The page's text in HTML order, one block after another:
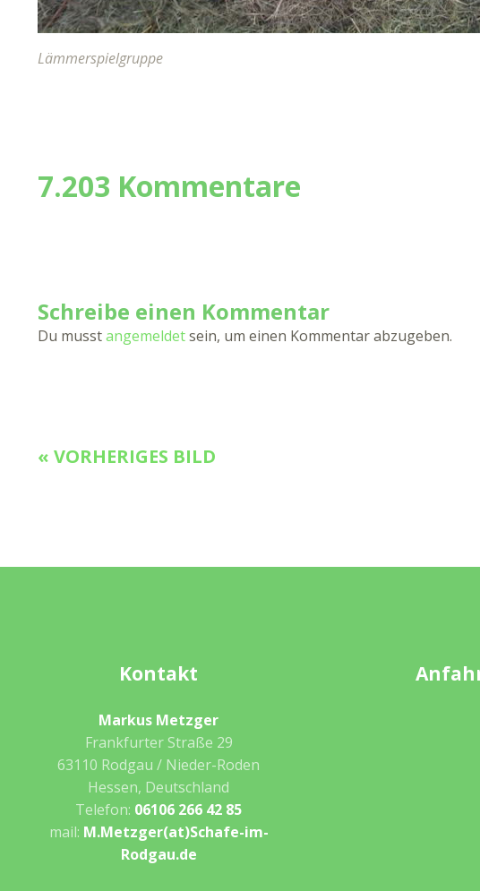
Lämmerspielgruppe
7.203 Kommentare
Schreibe einen Kommentar
Du musstangemeldetsein, um einen Kommentar abzugeben.
« VORHERIGES BILD
Kontakt
Markus Metzger
Frankfurter Straße 29
63110 Rodgau / Nieder-Roden
Hessen, Deutschland
Telefon: 06106 266 42 85
mail: M.Metzger(at)Schafe-im-
Rodgau.de